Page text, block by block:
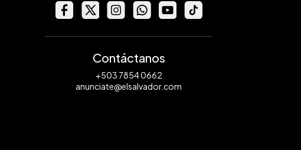
Contáctanos
+503 7854 0662
anunciate@elsalvador.com